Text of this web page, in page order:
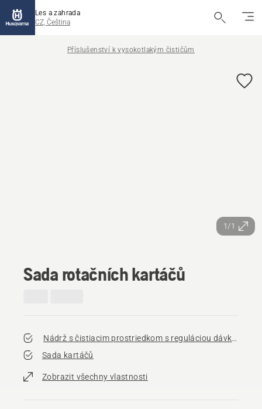
Les a zahrada
CZ, Čeština
Příslušenství k vysokotlakým čističům
1/1
Sada rotačních kartáčů
Nádrž s čistiacim prostriedkom s reguláciou dávkovania
Sada kartáčů
Zobrazit všechny vlastnosti